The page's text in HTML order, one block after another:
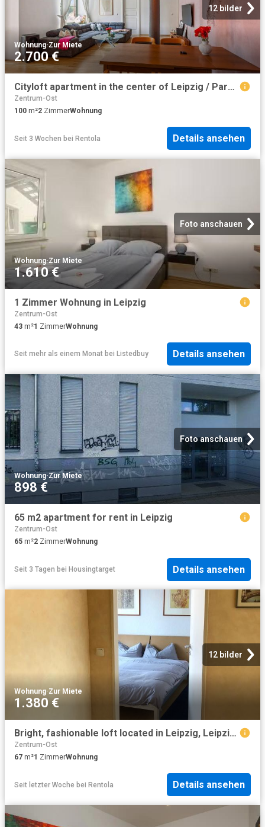
12 bilder
Wohnung·Zur Miete
2.700 €
Cityloft apartment in the center of Leipzig / Parking and gated community / Garden, Leipzig Amsterdam Apartments for Rent
Zentrum-Ost
100 m²2 ZimmerWohnung
Seit 3 Wochen bei Rentola Details ansehen
Foto anschauen
Wohnung·Zur Miete
1.610 €
1 Zimmer Wohnung in Leipzig
Zentrum-Ost
43 m²1 ZimmerWohnung
Seit mehr als einem Monat bei Listedbuy Details ansehen
Foto anschauen
Wohnung·Zur Miete
898 €
65 m2 apartment for rent in Leipzig
Zentrum-Ost
65 m²2 ZimmerWohnung
Seit 3 Tagen bei Housingtarget Details ansehen
12 bilder
Wohnung·Zur Miete
1.380 €
Bright, fashionable loft located in Leipzig, Leipzig Amsterdam Apartments for Rent
Zentrum-Ost
67 m²1 ZimmerWohnung
Seit letzter Woche bei Rentola Details ansehen